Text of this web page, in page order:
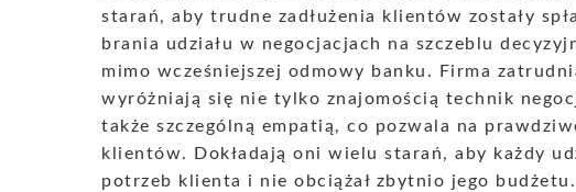
starań, aby trudne zadłużenia klientów zostały
brania udziału w negocjacjach na szczeblu
mimo wcześniejszej odmowy banku. Firma
wyróżniają się nie tylko znajomością technik
także szczególną empatią, co pozwala na
klientów. Dokładają oni wielu starań, aby każdy
potrzeb klienta i nie obciążał zbytnio jego